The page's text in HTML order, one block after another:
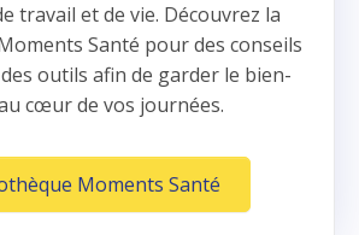
travail et de vie. Découvrez la
Santé pour des conseils
outils afin de garder le bien-
cœur de vos journées.
Moments Santé